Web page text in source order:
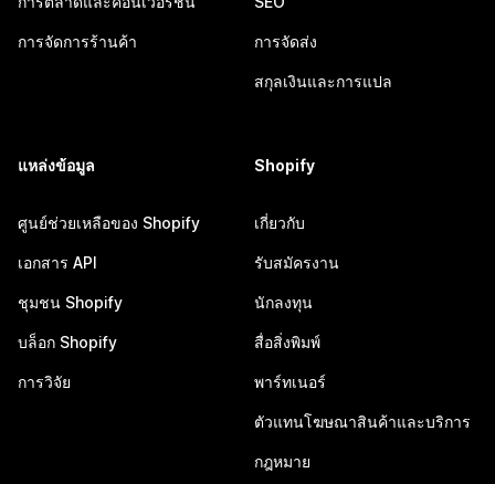
การจัดการร้านค้า การจัดส่ง
สกุลเงินและการแปล
แหล่งข้อมูล
ศูนย์ช่วยเหลือของ Shopify
เอกสาร API
ชุมชน Shopify
บล็อก Shopify
การวิจัย
Shopify
เกี่ยวกับ
รับสมัครงาน
นักลงทุน
สื่อสิ่งพิมพ์
พาร์ทเนอร์
ตัวแทนโฆษณาสินค้าและบริการ
กฎหมาย